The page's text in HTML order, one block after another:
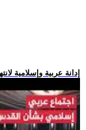
.. إدانة عربية وإسلامية